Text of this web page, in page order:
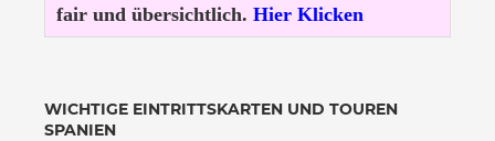
fair und übersichtlich. Hier Klicken
WICHTIGE EINTRITTSKARTEN UND TOUREN
SPANIEN